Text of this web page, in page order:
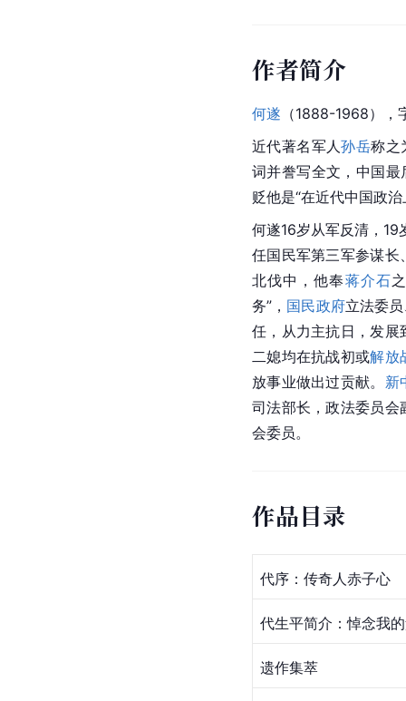
作者简介
何遂 （1888-1968），
近代著名军人孙岳称之
词并誊写全文， 中国最
贬他是“在近代中国政
何遂16岁从军反清，19
任国民军第三军参谋长
北伐中，他奉蒋介石
务”， 国民政府立法委
任，从力主抗日，发展
二媳均在抗战初或解放
放事业做出过贡献。 新
司法部长，政法委员会
会委员。
作品目录
代序：传奇人赤子心
代生平简介：悼念我
遗作集萃